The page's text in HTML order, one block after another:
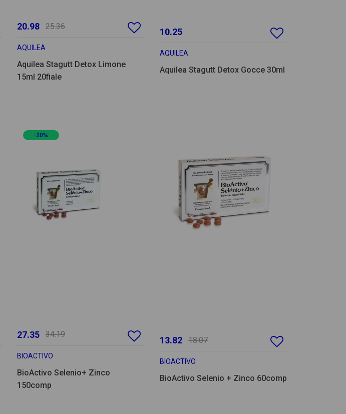
20.98 25.36
AQUILEA
Aquilea Stagutt Detox Limone
15ml 20fiale
10.25
AQUILEA
Aquilea Stagutt Detox Gocce 30ml
-20%
27.35 34.19
BIOACTIVO
BioActivo Selenio+ Zinco
150comp
13.82 18.07
BIOACTIVO
BioActivo Selenio + Zinco 60comp